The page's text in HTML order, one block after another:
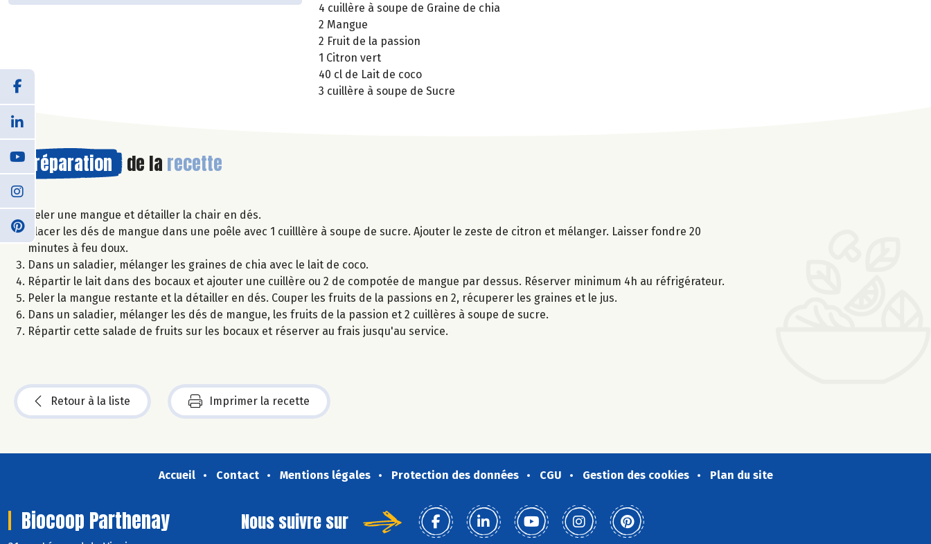
4 cuillère à soupe de Graine de chia
2 Mangue
2 Fruit de la passion
1 Citron vert
40 cl de Lait de coco
3 cuillère à soupe de Sucre
Préparation de la recette
Peler une mangue et détailler la chair en dés.
Placer les dés de mangue dans une poêle avec 1 cuilllère à soupe de sucre. Ajouter le zeste de citron et mélanger. Laisser fondre 20
minutes à feu doux.
Dans un saladier, mélanger les graines de chia avec le lait de coco.
Répartir le lait dans des bocaux et ajouter une cuillère ou 2 de compotée de mangue par dessus. Réserver minimum 4h au réfrigérateur.
Peler la mangue restante et la détailler en dés. Couper les fruits de la passions en 2, récuperer les graines et le jus.
Dans un saladier, mélanger les dés de mangue, les fruits de la passion et 2 cuillères à soupe de sucre.
Répartir cette salade de fruits sur les bocaux et réserver au frais jusqu'au service.
Retour à la liste Imprimer la recette
Accueil Contact Mentions légales Protection des données CGU Gestion des cookies Plan du site
Biocoop Parthenay Nous suivre sur